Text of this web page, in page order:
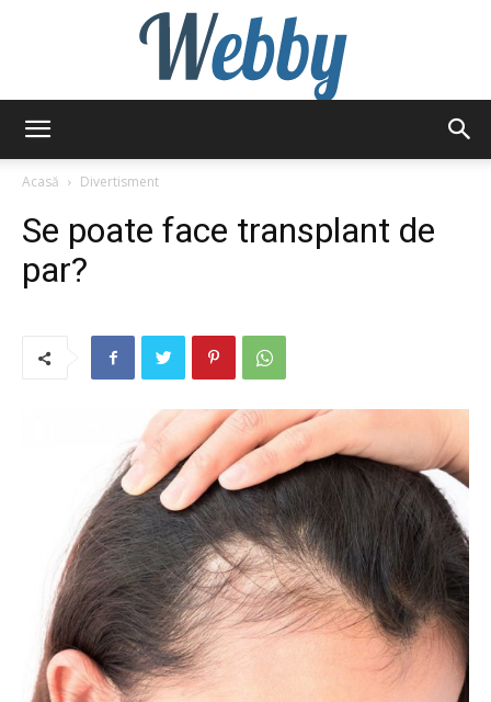
Acasă
Divertisment
Se poate face transplant de
par?